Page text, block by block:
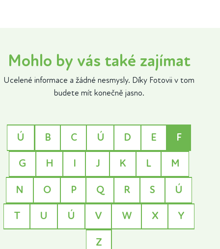
Mohlo by vás také zajímat
Ucelené informace a žádné nesmysly. Díky Fotovii v tom
budete mít konečně jasno.
Ú B C Ú D E F
G H I J K L M
N O P Q R S Ú
T U Ú V W X Y
Z